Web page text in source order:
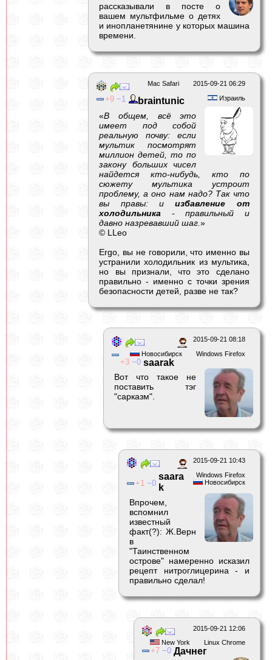
рассказывали в посте о
вашем мультфильме о детях
и инопланетянине у которых машина
времени.
2015-09-21 06:29
Mac Safari
Израиль
9 1 braintunic
«В общем, всё это
имеет под собой
реальную почву: если
мультик посмотрят
миллион детей, то по
закону больших чисел
найдется кто-нибудь, кто по
сюжету мультика устроит
проблему, а оно нам надо? Так что
вы правы: иизбавление от
холодильника - правильный и
давно назревавший шаг.»
© LLeo
Ergo, вы не говорили, что именно вы
устранили холодильник из мультика,
но вы признали, что это сделано
правильно - именно с точки зрения
безопасности детей, разве не так?
2015-09-21 08:18
Windows Firefox
Новосибирск
3 0 saarak
Вот что такое не
поставить тэг
"сарказм".
2015-09-21 10:43
Windows Firefox
Новосибирск
1 0
saara
k
Впрочем,
вспомнил
известный
факт(?): Ж.Верн
в
"Таинственном
острове" намеренно исказил
рецепт нитроглицерина - и
правильно сделал!
2015-09-21 12:06
Linux Chrome
New York
7 0 Дачнег